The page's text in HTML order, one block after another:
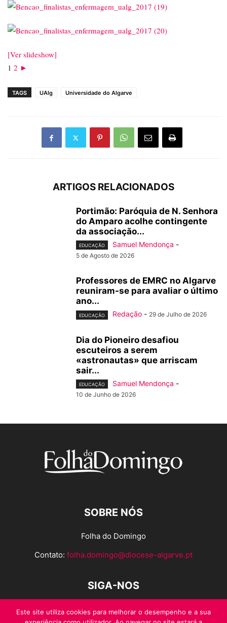
[Ver slideshow]
1 2 ►
TAGS UAlg Universidade do Algarve
ARTIGOS RELACIONADOS
Portimão: Paróquia de N. Senhora
do Amparo acolhe contingente
da associação...
EDUCAÇÃO Samuel Mendonça -
5 de Agosto de 2026
Professores de EMRC no Algarve
reuniram-se para avaliar o último
ano...
EDUCAÇÃO Redação - 29 de Julho de 2026
Dia do Pioneiro desafiou
escuteiros a serem
«astronautas» que arriscam
sair...
EDUCAÇÃO Samuel Mendonça -
10 de Junho de 2026
SOBRE NÓS
Folha do Domingo
Contato: folha.domingo@diocese-algarve.pt
SIGA-NOS
Este site utiliza cookies para melhorar o desempenho e a sua